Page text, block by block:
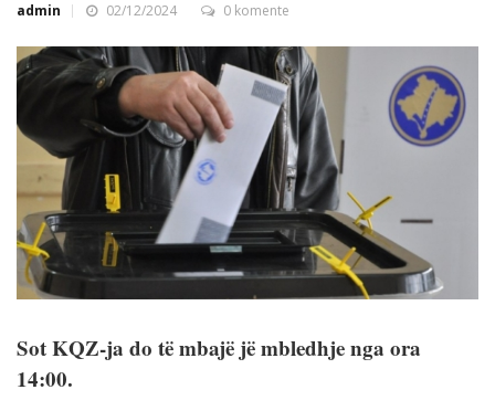
admin 02/12/2024 0 komente
Sot KQZ-ja do të mbajë jë mbledhje nga ora
14:00.